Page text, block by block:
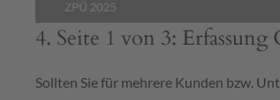
4. Seite 1 von 3: Erfassung
Sollten Sie für mehrere Kunden bzw.